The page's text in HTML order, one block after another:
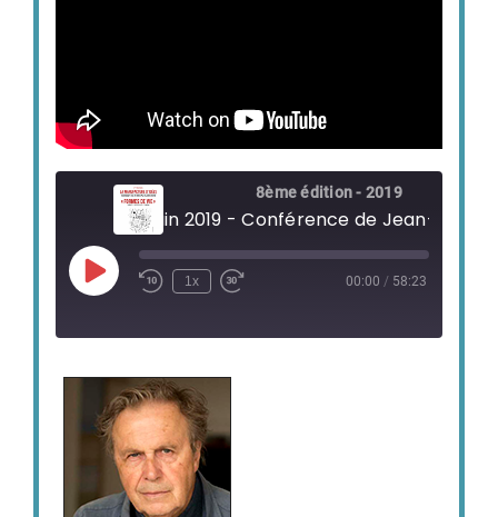
8ème édition - 2019
Play
Episode
1x 00:00 / 58:23